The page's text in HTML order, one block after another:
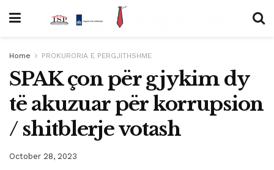
Home PROKURORIA E PERGJITHSHME
SPAK çon për gjykim dy
të akuzuar për korrupsion
/ shitblerje votash
October 28, 2023